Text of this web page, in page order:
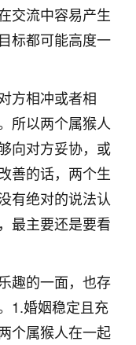
交流中容易产生
标都可能高度一
方相冲或者相
所以两个属猴人
向对方妥协，或
善的话，两个生
有绝对的说法认
最主要还是要看
趣的一面，也存
1.婚姻稳定且充
个属猴人在一起
16
但同时竞争的我们
理，没想到老师看
老师建议，做了化
人事调整，拖到年
上班，开会提拔升
主要是底薪加了
恩感谢！🙏🏻
请客吗？�
去检查又没什么大
看遍了，找不到问